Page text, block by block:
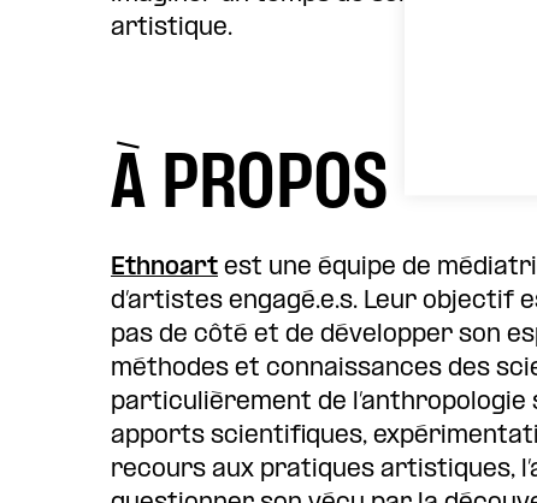
artistique.
À PROPOS
Ethnoart est une équipe de
d’artistes engagé.e.s. Leur objectif
pas de côté et de développer son
méthodes et connaissances des
particulièrement de
apports scientifiques,
recours aux pratiques artistiques,